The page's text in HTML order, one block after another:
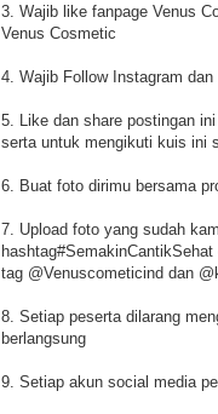
3. Wajib like fanpage Venus
Venus Cosmetic
4. Wajib Follow Instagram
5. Like dan share postingan
serta untuk mengikuti kuis ini
6. Buat foto dirimu bersama
7. Upload foto yang sudah
tag @Venuscometicind dan
8. Setiap peserta dilarang
berlangsung
9. Setiap akun social media